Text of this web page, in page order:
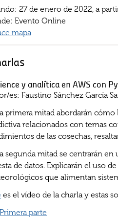
27 de enero de 2022, a
Evento Online
mapa
y analítica en AWS con
es: Faustino Sánchez García
primera mitad abordarán
relacionados con temas
de las cosechas,
segunda mitad se centrarán
de datos. Explicarán el uso
que alimentan
es el vídeo de la charla y estas
Primera parte